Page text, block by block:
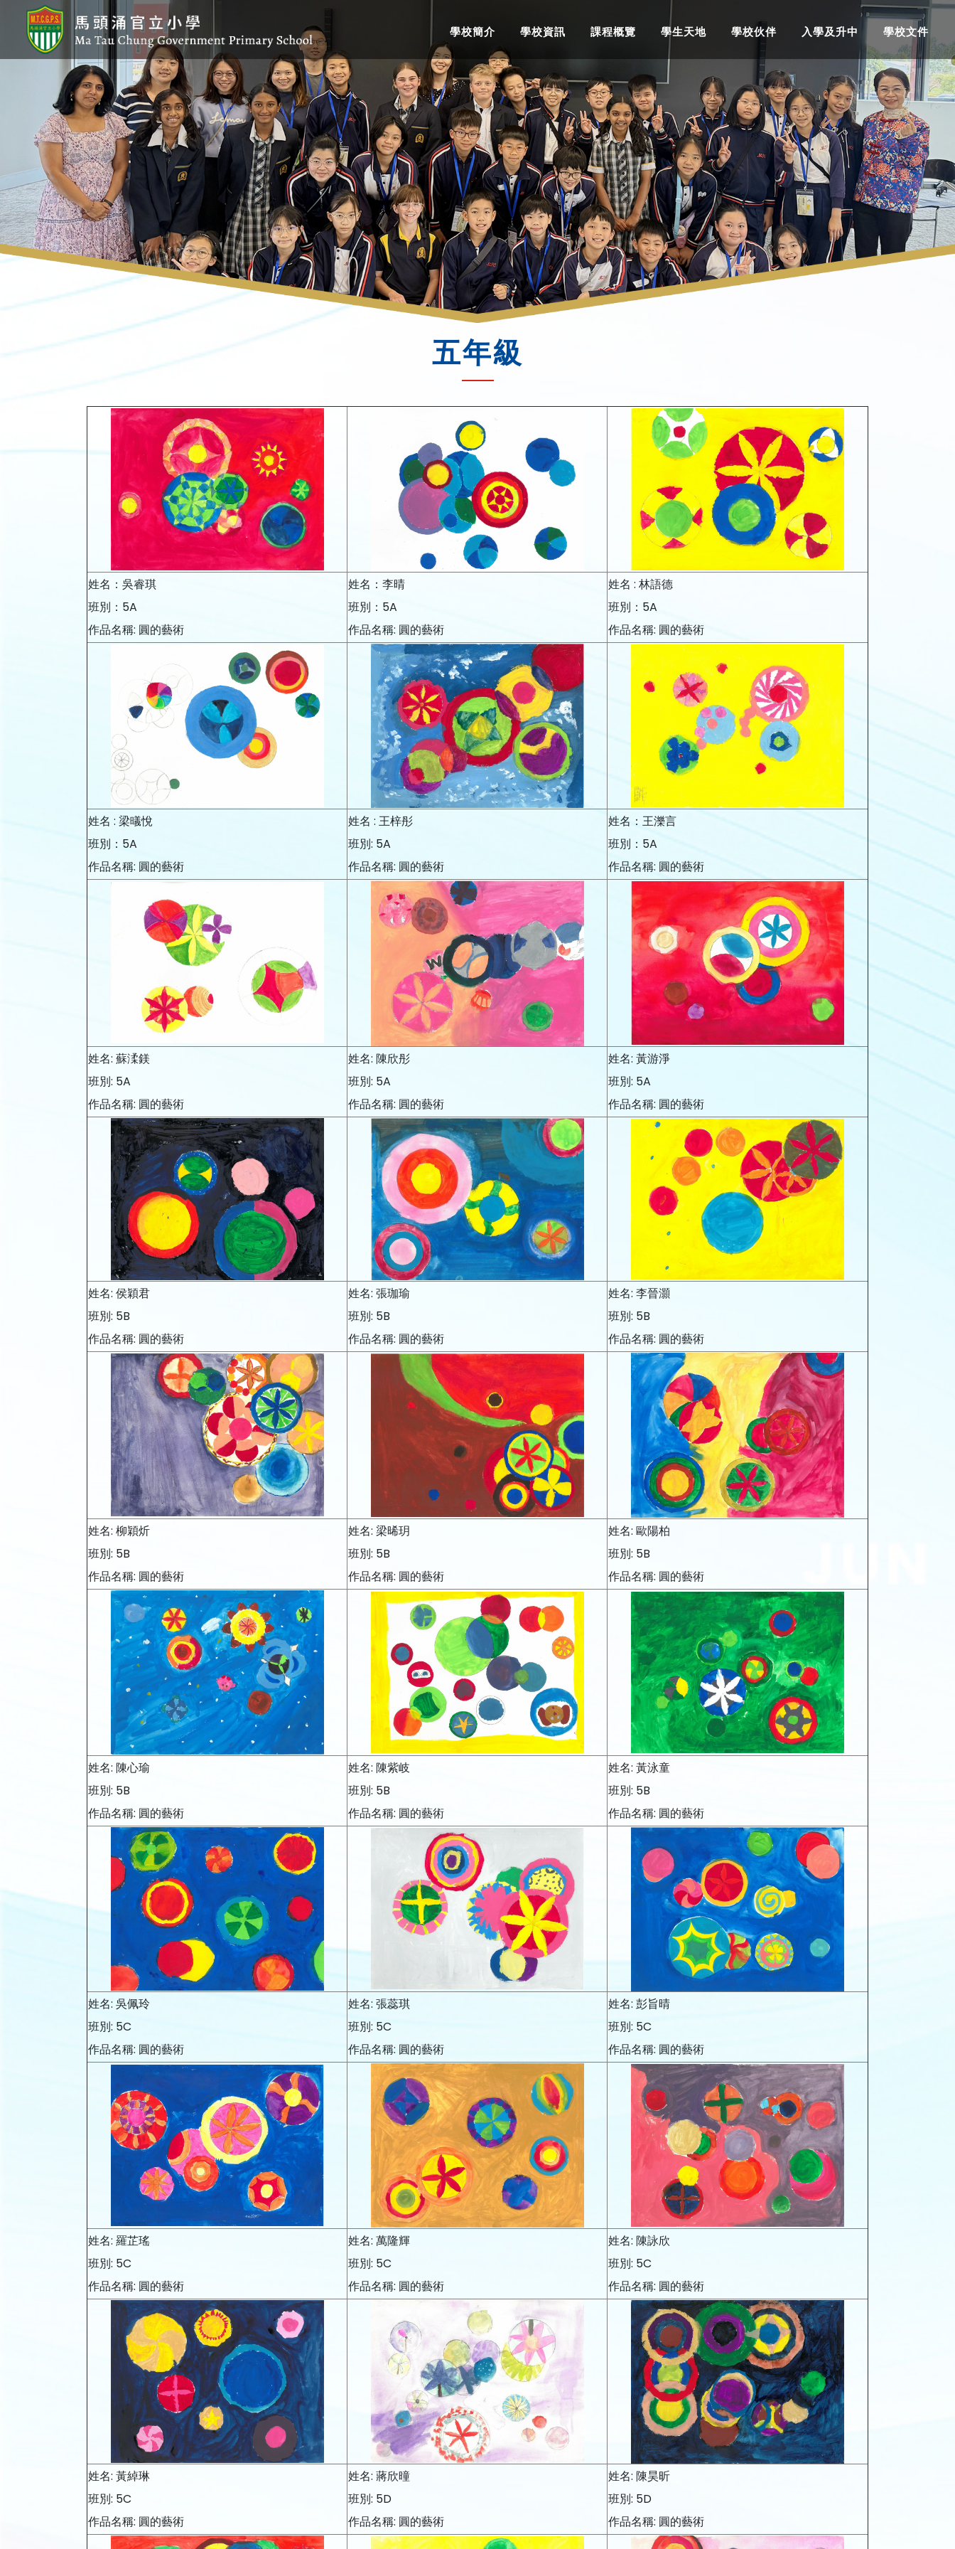
學校簡介 學校資訊 課程概覽 學生天地 學校伙伴 入學及升中 學校文件
五年級
姓名：吳睿琪
班別：5A
作品名稱: 圓的藝術
姓名：李晴
班別：5A
作品名稱: 圓的藝術
姓名 : 林語德
班別：5A
作品名稱: 圓的藝術
姓名 : 梁㬢悅
班別：5A
作品名稱: 圓的藝術
姓名 : 王梓彤
班別: 5A
作品名稱: 圓的藝術
姓名：王濼言
班別：5A
作品名稱: 圓的藝術
姓名: 蘇渘鎂
班別: 5A
作品名稱: 圓的藝術
姓名: 陳欣彤
班別: 5A
作品名稱: 圓的藝術
姓名: 黃游淨
班別: 5A
作品名稱: 圓的藝術
姓名: 侯穎君
班別: 5B
作品名稱: 圓的藝術
姓名: 張珈瑜
班別: 5B
作品名稱: 圓的藝術
姓名: 李晉灝
班別: 5B
作品名稱: 圓的藝術
姓名: 柳穎炘
班別: 5B
作品名稱: 圓的藝術
姓名: 梁晞玥
班別: 5B
作品名稱: 圓的藝術
姓名: 歐陽柏
班別: 5B
作品名稱: 圓的藝術
姓名: 陳心瑜
班別: 5B
作品名稱: 圓的藝術
姓名: 陳紫岐
班別: 5B
作品名稱: 圓的藝術
姓名: 黃泳童
班別: 5B
作品名稱: 圓的藝術
姓名: 吳佩玲
班別: 5C
作品名稱: 圓的藝術
姓名: 張蕊琪
班別: 5C
作品名稱: 圓的藝術
姓名: 彭旨晴
班別: 5C
作品名稱: 圓的藝術
姓名: 羅芷瑤
班別: 5C
作品名稱: 圓的藝術
姓名: 萬隆輝
班別: 5C
作品名稱: 圓的藝術
姓名: 陳詠欣
班別: 5C
作品名稱: 圓的藝術
姓名: 黃綽琳
班別: 5C
作品名稱: 圓的藝術
姓名: 蔣欣曈
班別: 5D
作品名稱: 圓的藝術
姓名: 陳昊昕
班別: 5D
作品名稱: 圓的藝術